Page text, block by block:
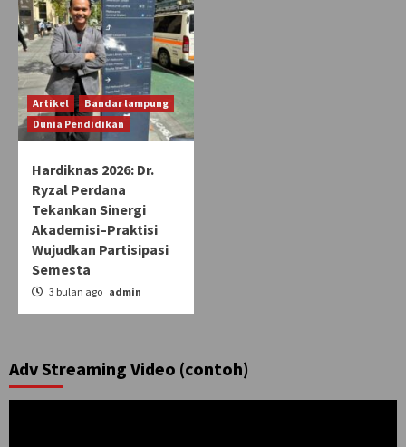
Artikel
Bandar lampung
Dunia Pendidikan
Hardiknas 2026: Dr.
Ryzal Perdana
Tekankan Sinergi
Akademisi–Praktisi
Wujudkan Partisipasi
Semesta
3 bulan ago admin
Adv Streaming Video (contoh)